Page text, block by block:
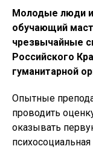
Молодые люди
обучающий
чрезвычайные
Российского
гуманитарной
Опытные
проводить
оказывать